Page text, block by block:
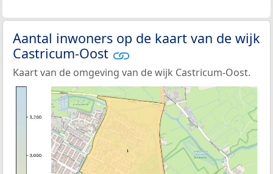
Aantal inwoners op de kaart van de wijk
Castricum-Oost
Kaart van de omgeving van de wijk Castricum-Oost.